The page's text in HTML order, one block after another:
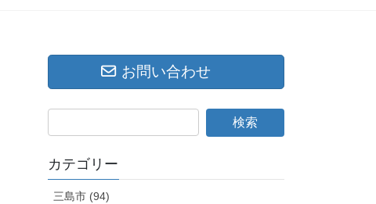
お問い合わせ
カテゴリー
三島市 (94)